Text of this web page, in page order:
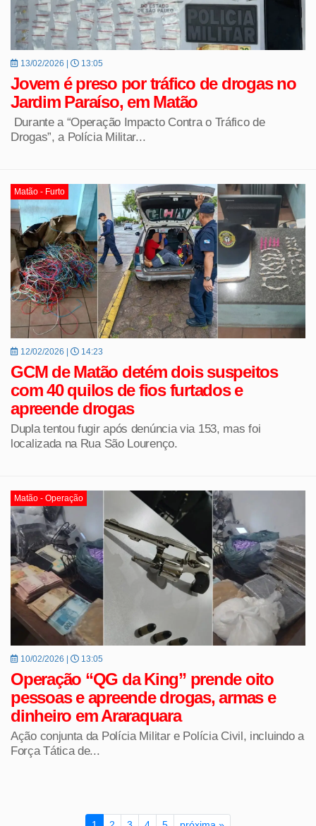
13/02/2026 | 13:05
Jovem é preso por tráfico de drogas no
Jardim Paraíso, em Matão
Durante a “Operação Impacto Contra o Tráfico de
Drogas”, a Polícia Militar...
Matão - Furto
12/02/2026 | 14:23
GCM de Matão detém dois suspeitos
com 40 quilos de fios furtados e
apreende drogas
Dupla tentou fugir após denúncia via 153, mas foi
localizada na Rua São Lourenço.
Matão - Operação
10/02/2026 | 13:05
Operação “QG da King” prende oito
pessoas e apreende drogas, armas e
dinheiro em Araraquara
Ação conjunta da Polícia Militar e Polícia Civil, incluindo a
Força Tática de...